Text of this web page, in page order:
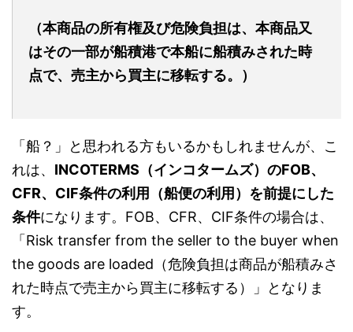
（本商品の所有権及び危険負担は、本商品又
はその一部が船積港で本船に船積みされた時
点で、売主から買主に移転する。）
「船？」と思われる方もいるかもしれませんが、こ
れは、 INCOTERMS（インコタームズ）のFOB、
CFR、CIF条件の利用（船便の利用）を前提にした
条件になります。FOB、CFR、CIF条件の場合は、
「Risk transfer from the seller to the buyer when
the goods are loaded（危険負担は商品が船積みさ
れた時点で売主から買主に移転する）」となりま
す。